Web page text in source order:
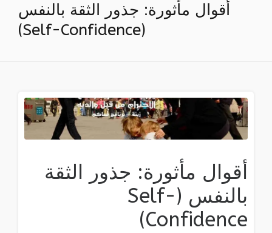
أقوال مأثورة: جذور الثقة بالنفس
(Self-Confidence)
أقوال مأثورة: جذور الثقة
بالنفس (Self-
Confidence)